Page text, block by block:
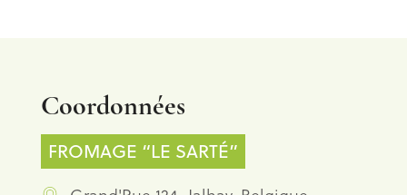
Coordonnées
FROMAGE “LE SARTÉ”